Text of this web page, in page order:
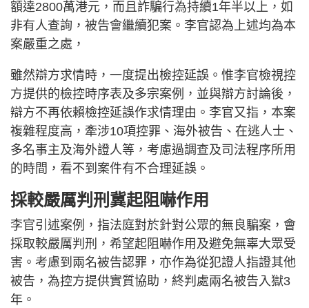
額達2800萬港元，而且詐騙行為持續1年半以上，如
非有人查詢，被告會繼續犯案。李官認為上述均為本
案嚴重之處，
雖然辯方求情時，一度提出檢控延誤。惟李官檢視控
方提供的檢控時序表及多宗案例，並與辯方討論後，
辯方不再依賴檢控延誤作求情理由。李官又指，本案
複雜程度高，牽涉10項控罪、海外被告、在逃人士、
多名事主及海外證人等，考慮過調查及司法程序所用
的時間，看不到案件有不合理延誤。
採較嚴厲判刑冀起阻嚇作用
李官引述案例，指法庭對於針對公眾的無良騙案，會
採取較嚴厲判刑，希望起阻嚇作用及避免無辜大眾受
害。考慮到兩名被告認罪，亦作為從犯證人指證其他
被告，為控方提供實質協助，終判處兩名被告入獄3
年。